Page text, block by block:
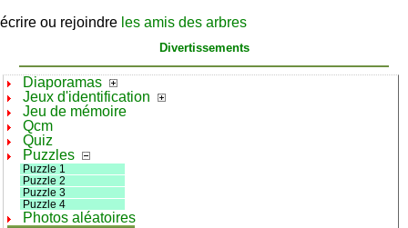
écrire ou rejoindre les amis des arbres
Divertissements
Diaporamas
Jeux d'identification
Jeu de mémoire
Qcm
Quiz
Puzzles
Puzzle 1
Puzzle 2
Puzzle 3
Puzzle 4
Photos aléatoires